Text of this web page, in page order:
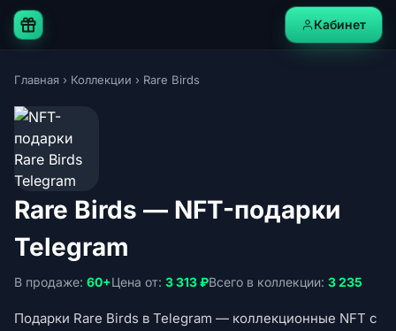
Кабинет
Главная › Коллекции › Rare Birds
Rare Birds — NFT-подарки
Telegram
В продаже: 60+Цена от: 3 313 ₽Всего в коллекции: 3 235
Подарки Rare Birds в Telegram — коллекционные NFT с